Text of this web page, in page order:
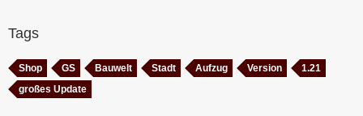
Tags
Shop GS Bauwelt Stadt Aufzug Version
1.21
großes Update